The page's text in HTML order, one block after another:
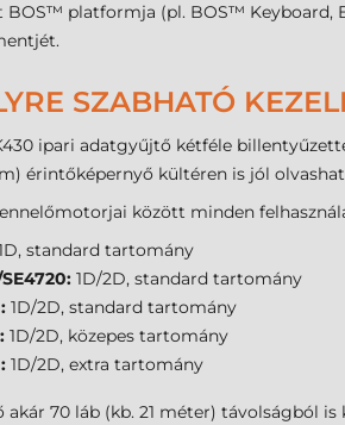
BOS™ platformja (pl. BOS™ Keyboard,
SZABHATÓ
ipari adatgyűjtő kétféle
érintőképernyő kültéren is jól
között minden
standard tartomány
1D/2D, standard tartomány
1D/2D, standard tartomány
1D/2D, közepes tartomány
1D/2D, extra tartomány
akár 70 láb (kb. 21 méter) távolságból